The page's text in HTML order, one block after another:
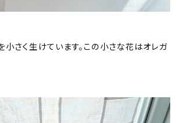
小さく生けています。この小さな花はオレガ